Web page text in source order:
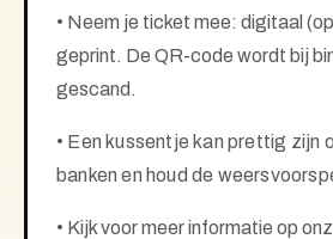
• Neem je ticket mee: digitaal
geprint. De QR-code wordt bij
gescand.
• Een kussentje kan prettig zijn
banken en houd de
• Kijk voor meer informatie op